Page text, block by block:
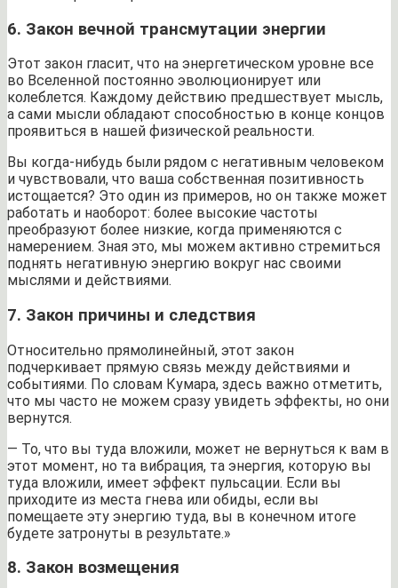
6. Закон вечной трансмутации энергии
Этот закон гласит, что на энергетическом уровне все
во Вселенной постоянно эволюционирует или
колеблется. Каждому действию предшествует мысль,
а сами мысли обладают способностью в конце концов
проявиться в нашей физической реальности.
Вы когда-нибудь были рядом с негативным человеком
и чувствовали, что ваша собственная позитивность
истощается? Это один из примеров, но он также может
работать и наоборот: более высокие частоты
преобразуют более низкие, когда применяются с
намерением. Зная это, мы можем активно стремиться
поднять негативную энергию вокруг нас своими
мыслями и действиями.
7. Закон причины и следствия
Относительно прямолинейный, этот закон
подчеркивает прямую связь между действиями и
событиями. По словам Кумара, здесь важно отметить,
что мы часто не можем сразу увидеть эффекты, но они
вернутся.
— То, что вы туда вложили, может не вернуться к вам в
этот момент, но та вибрация, та энергия, которую вы
туда вложили, имеет эффект пульсации. Если вы
приходите из места гнева или обиды, если вы
помещаете эту энергию туда, вы в конечном итоге
будете затронуты в результате.»
8. Закон возмещения